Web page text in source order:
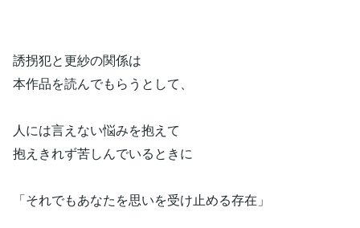
誘拐犯と更紗の関係は
本作品を読んでもらうとして、
人には言えない悩みを抱えて
抱えきれず苦しんでいるときに
「それでもあなたを思いを受け止める存在」